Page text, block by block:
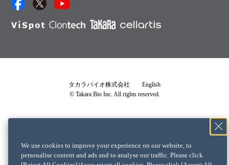
プロトコール集
説明書・CoA・SDSを探す
クロンテックライセンス確認書
タカラバイオ株式会社
English
© Takara Bio Inc. All rights reserved.
We use cookies to improve your experience on our website, to
personalise content and ads and to analyse our traffic. Please click